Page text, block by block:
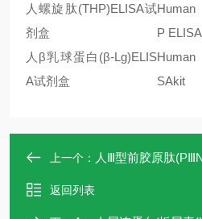
人螺旋肽(THP)ELISA试
剂盒
Human
P
人 β乳球蛋白 (β-Lg)ELIS
A试剂盒
Human
SAkit
上一个： 人Ⅲ型前胶原肽
返回列表